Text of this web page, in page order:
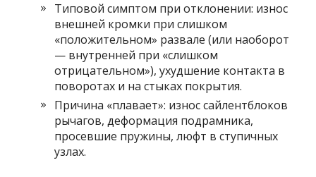
Типовой симптом при отклонении: износ
внешней кромки при слишком
«положительном» развале (или наоборот
— внутренней при «слишком
отрицательном»), ухудшение контакта в
поворотах и на стыках покрытия.
Причина «плавает»: износ сайлентблоков
рычагов, деформация подрамника,
просевшие пружины, люфт в ступичных
узлах.